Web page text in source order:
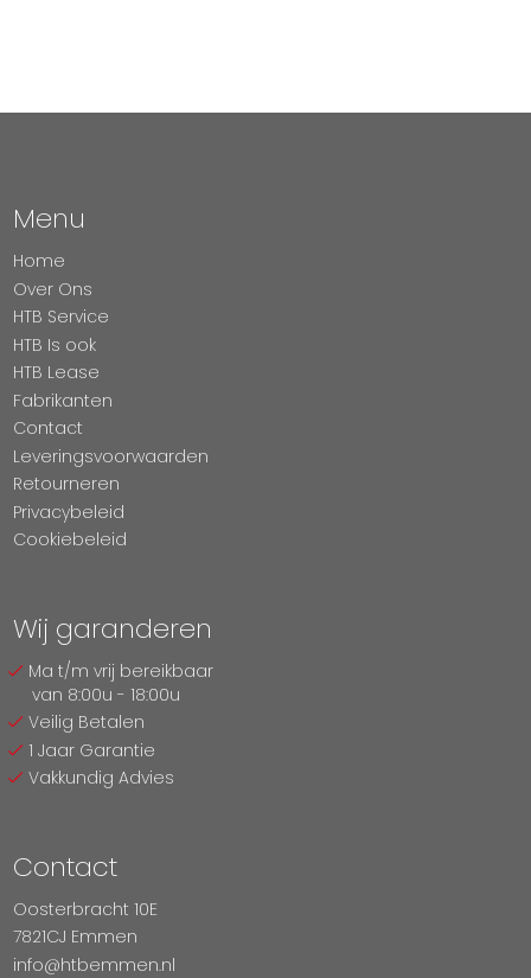
Menu
Home
Over Ons
HTB Service
HTB Is ook
HTB Lease
Fabrikanten
Contact
Leveringsvoorwaarden
Retourneren
Privacybeleid
Cookiebeleid
Wij garanderen
Ma t/m vrij bereikbaar
van 8:00u - 18:00u
Veilig Betalen
1 Jaar Garantie
Vakkundig Advies
Contact
Oosterbracht 10E
7821CJ Emmen
info@htbemmen.nl